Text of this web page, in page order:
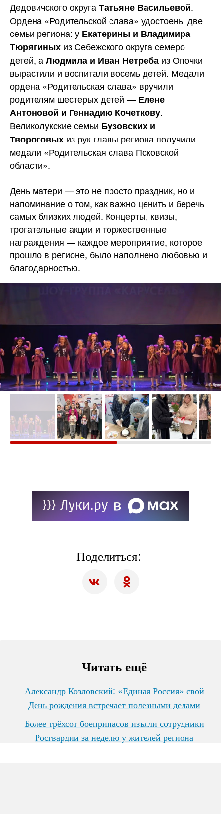
Дедовичского округаТатьяне Васильевой.
Ордена «Родительской слава» удостоены две
семьи региона: у Екатерины и Владимира
Тюрягиных из Себежского округа семеро
детей, аЛюдмила и Иван Нетреба из Опочки
вырастили и воспитали восемь детей. Медали
ордена «Родительская слава» вручили
родителям шестерых детей — Елене
Антоновой и Геннадию Кочеткову.
Великолукские семьи Бузовских и
Твороговых из рук главы региона получили
медали «Родительская слава Псковской
области».
День матери — это не просто праздник, но и
напоминание о том, как важно ценить и беречь
самых близких людей. Концерты, квизы,
трогательные акции и торжественные
награждения — каждое мероприятие, которое
прошло в регионе, было наполнено любовью и
благодарностью.
Поделиться:
Читать ещё
Александр Козловский: «Единая Россия» свой
День рождения встречает полезными делами
Более трёхсот боеприпасов изъяли сотрудники
Росгвардии за неделю у жителей региона